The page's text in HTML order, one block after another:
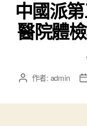
中國派
醫院體
文 作者: admin